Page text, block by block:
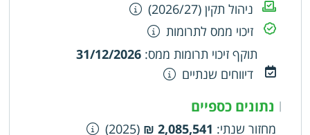
ניהול תקין (2026/27)
זיכוי ממס לתרומות
תוקף זיכוי תרומות ממס:
31/12/2026
דיווחים שנתיים
| נתונים כספיים
מחזור שנתי:
2,085,541 ₪
(2025)